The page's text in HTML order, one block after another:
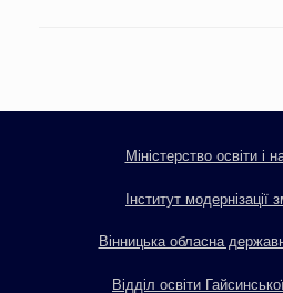
Міністерство освіти і
Інститут модернізації
Вінницька обласна
Відділ освіти